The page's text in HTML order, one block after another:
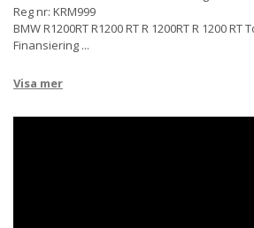
Reg nr: KRM999
BMW R1200RT R1200 RT R 1200RT R 1200 RT
Finansiering ...
Visa mer